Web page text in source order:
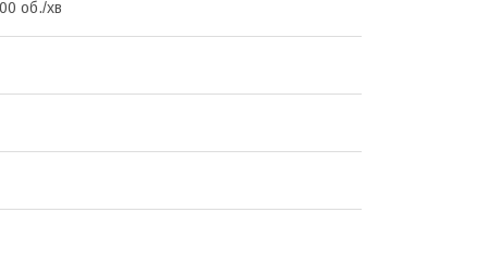
об./хв